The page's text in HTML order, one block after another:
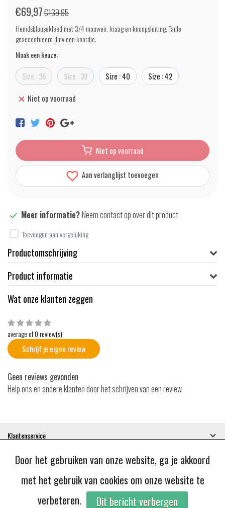
€69,97€139,95
Hemdsblousekleed met 3/4 mouwen, kraag en knoopsluiting. Taille
geaccentueerd dmv een koordje.
Maak een keuze:
Size : 36 Size : 38 Size : 40 Size : 42
Niet op voorraad
Niet op voorraad
Aan verlanglijst toevoegen
Meer informatie?Neem contact op over dit product
Toevoegen aan vergelijking
Productomschrijving
Product informatie
Wat onze klanten zeggen
average of 0 review(s)
Schrijf je eigen review
Geen reviews gevonden
Help ons en andere klanten door het schrijven van een review
Klantenservice
Categorieën
Contactgegevens
© Copyright 2026 - JoBie | RealisatieInStijl Media
Door het gebruiken van onze website, ga je akkoord
met het gebruik van cookies om onze website te
verbeteren.
Dit bericht verbergen